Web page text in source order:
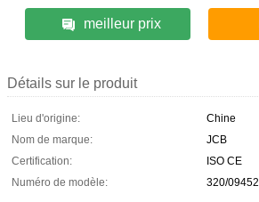
meilleur prix
Détails sur le produit
Lieu d'origine:
Chine
Nom de marque:
JCB
Certification:
ISO CE
Numéro de modèle:
320/09452